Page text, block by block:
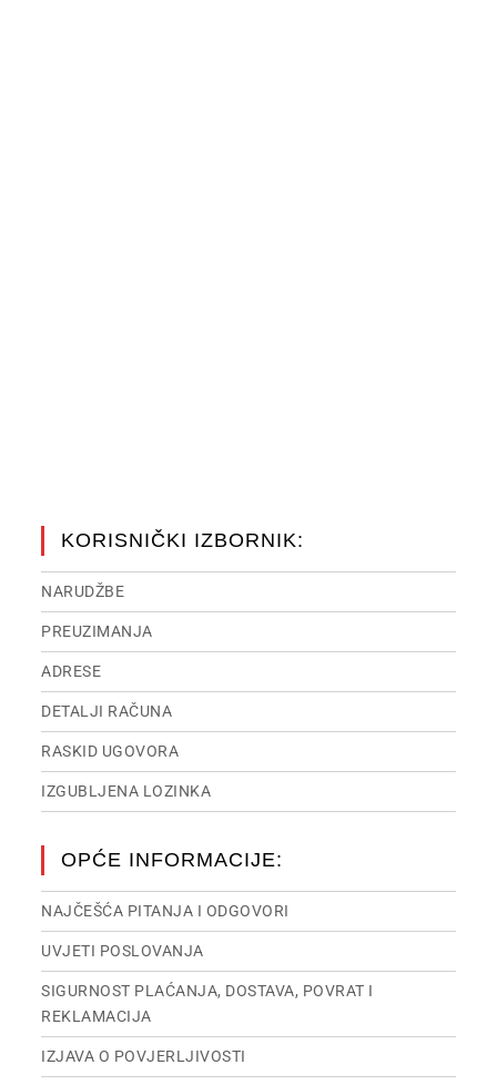
KORISNIČKI IZBORNIK:
NARUDŽBE
PREUZIMANJA
ADRESE
DETALJI RAČUNA
RASKID UGOVORA
IZGUBLJENA LOZINKA
OPĆE INFORMACIJE:
NAJČEŠĆA PITANJA I ODGOVORI
UVJETI POSLOVANJA
SIGURNOST PLAĆANJA, DOSTAVA, POVRAT I
REKLAMACIJA
IZJAVA O POVJERLJIVOSTI